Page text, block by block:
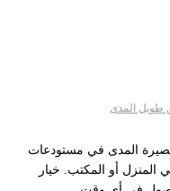
طويل المدى
المدى في مستودعات
المنزل أو المكتب. خيار